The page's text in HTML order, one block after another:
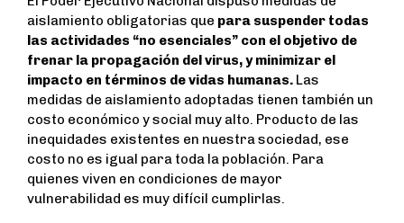
aislamiento obligatorias que para suspender todas
las actividades “no esenciales” con el objetivo de
frenar la propagación del virus, y minimizar el
impacto en términos de vidas humanas. Las
medidas de aislamiento adoptadas tienen también un
costo económico y social muy alto. Producto de las
inequidades existentes en nuestra sociedad, ese
costo no es igual para toda la población. Para
quienes viven en condiciones de mayor
vulnerabilidad es muy difícil cumplirlas.